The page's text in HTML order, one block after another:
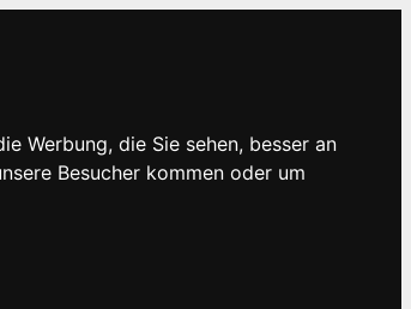
Werbung, die Sie sehen, besser an
Besucher kommen oder um